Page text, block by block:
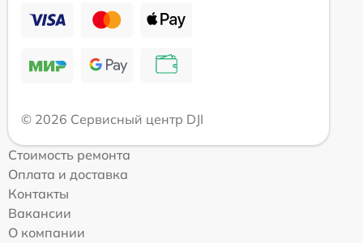
© 2026 Сервисный центр DJI
Стоимость ремонта
Оплата и доставка
Контакты
Вакансии
О компании